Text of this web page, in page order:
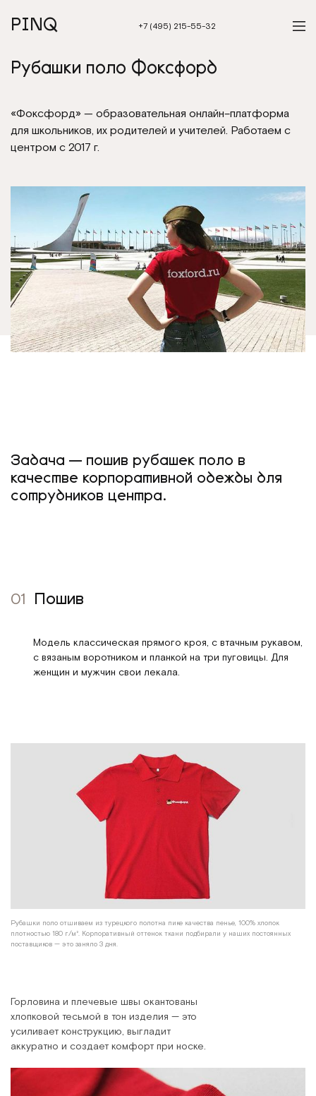
PINQ +7 (495) 215-55-32
Рубашки поло Фоксфорд
«Фоксфорд» — образовательная онлайн–платформа
для школьников, их родителей и учителей. Работаем с
центром с 2017 г.
Задача — пошив рубашек поло в
качестве корпоративной одежды для
сотрудников центра.
01 Пошив
Модель классическая прямого кроя, с втачным рукавом,
с вязаным воротником и планкой на три пуговицы. Для
женщин и мужчин свои лекала.
Рубашки поло отшиваем из турецкого полотна пике качества пенье, 100% хлопок
плотностью 180 г/м². Корпоративный оттенок ткани подбирали у наших постоянных
поставщиков — это заняло 3 дня.
Горловина и плечевые швы окантованы
хлопковой тесьмой в тон изделия — это
усиливает конструкцию, выгладит
аккуратно и создает комфорт при носке.